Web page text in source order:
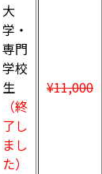
大
学・
専門
学校
生
（終
了し
まし
た）
¥11,000